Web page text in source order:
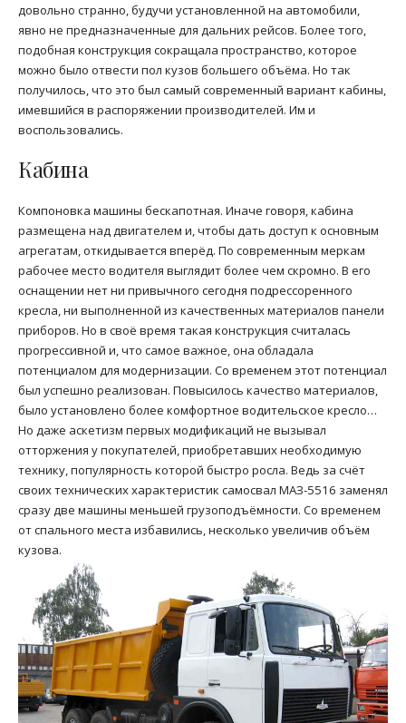
довольно странно, будучи установленной на автомобили,
явно не предназначенные для дальних рейсов. Более того,
подобная конструкция сокращала пространство, которое
можно было отвести пол кузов большего объёма. Но так
получилось, что это был самый современный вариант кабины,
имевшийся в распоряжении производителей. Им и
воспользовались.
Кабина
Компоновка машины бескапотная. Иначе говоря, кабина
размещена над двигателем и, чтобы дать доступ к основным
агрегатам, откидывается вперёд. По современным меркам
рабочее место водителя выглядит более чем скромно. В его
оснащении нет ни привычного сегодня подрессоренного
кресла, ни выполненной из качественных материалов панели
приборов. Но в своё время такая конструкция считалась
прогрессивной и, что самое важное, она обладала
потенциалом для модернизации. Со временем этот потенциал
был успешно реализован. Повысилось качество материалов,
было установлено более комфортное водительское кресло…
Но даже аскетизм первых модификаций не вызывал
отторжения у покупателей, приобретавших необходимую
технику, популярность которой быстро росла. Ведь за счёт
своих технических характеристик самосвал МАЗ-5516 заменял
сразу две машины меньшей грузоподъёмности. Со временем
от спального места избавились, несколько увеличив объём
кузова.